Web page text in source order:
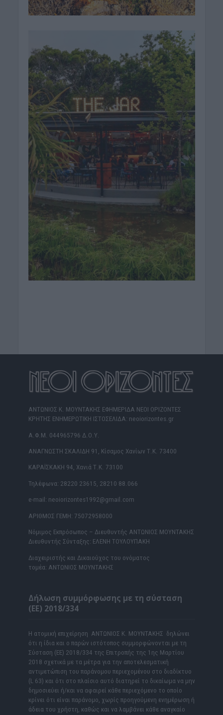
ΑΝΤΩΝΙΟΣ Κ. ΜΟΥΝΤΑΚΗΣ ΕΦΗΜΕΡΙΔΑ ΝΕΟΙ ΟΡΙΖΟΝΤΕΣ
ΚΡΗΤΗΣ ΕΝΗΜΕΡΩΤΙΚΗ ΙΣΤΟΣΕΛΙΔΑ: neoiorizontes.gr
Α.Φ.Μ. 044965796 Δ.Ο.Υ.
ΑΝΑΓΝΩΣΤΗ ΣΚΑΛΙΔΗ 91, Κίσαμος Χανίων Τ.Κ. 73400
ΚΑΡΑΪΣΚΑΚΗ 94, Χανιά Τ.Κ. 73100
Τηλέφωνα: 28220 23615, 28210 88.066
e-mail: neoiorizontes1992@gmail.com
ΑΡΙΘΜΟΣ ΓΕΜΗ: 75072958000
Νόμιμος Εκπρόσωπος – Διευθυντής ΑΝΤΩΝΙΟΣ ΜΟΥΝΤΑΚΗΣ
Διευθυντής Σύνταξης: ΕΛΕΝΗ ΤΟΥΛΟΥΠΑΚΗ
Διαχειριστής και Δικαιούχος του ονόματος
τομέα: ΑΝΤΩΝΙΟΣ ΜΟΥΝΤΑΚΗΣ
Δήλωση συμμόρφωσης με τη σύσταση
(ΕΕ) 2018/334
Η ατομική επιχείρηση ΑΝΤΩΝΙΟΣ Κ. ΜΟΥΝΤΑΚΗΣ δηλώνει
ότι η ίδια και ο παρών ιστότοπος συμμορφώνονται με τη
Σύσταση (ΕΕ) 2018/334 της Επιτροπής της 1ης Μαρτίου
2018 σχετικά με τα μέτρα για την αποτελεσματική
αντιμετώπιση του παράνομου περιεχομένου στο διαδίκτυο
(L 63) και ότι στο πλαίσιο αυτό διατηρεί το δικαίωμα να μην
δημοσιεύει ή/και να αφαιρεί κάθε περιεχόμενο το οποίο
κρίνει ότι είναι παράνομο, χωρίς προηγούμενη ενημέρωση ή
άδεια του χρήστη, καθώς και να λαμβάνει κάθε αναγκαίο